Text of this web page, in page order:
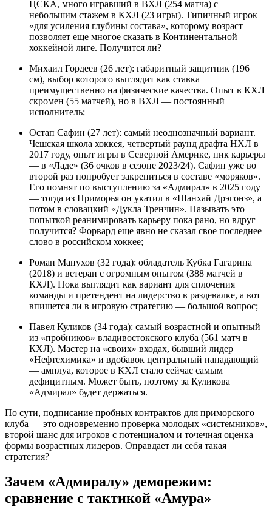
ЦСКА, много игравший в ВХЛ (254 матча) с
небольшим стажем в КХЛ (23 игры). Типичный игрок
«для усиления глубины состава», которому возраст
позволяет еще многое сказать в Континентальной
хоккейной лиге. Получится ли?
Михаил Гордеев (26 лет): габаритный защитник (196
см), выбор которого выглядит как ставка
преимущественно на физические качества. Опыт в КХЛ
скромен (55 матчей), но в ВХЛ — постоянный
исполнитель;
Остап Сафин (27 лет): самый неоднозначный вариант.
Чешская школа хоккея, четвертый раунд драфта НХЛ в
2017 году, опыт игры в Северной Америке, пик карьеры
— в «Ладе» (36 очков в сезоне 2023/24). Сафин уже во
второй раз попробует закрепиться в составе «моряков».
Его помнят по выступлению за «Адмирал» в 2025 году
— тогда из Приморья он укатил в «Шанхай Дрэгонз», а
потом в словацкий «Дукла Тренчин». Называть это
попыткой реанимировать карьеру пока рано, но вдруг
получится? Форвард еще явно не сказал свое последнее
слово в российском хоккее;
Роман Манухов (32 года): обладатель Кубка Гагарина
(2018) и ветеран с огромным опытом (388 матчей в
КХЛ). Пока выглядит как вариант для сплочения
команды и претендент на лидерство в раздевалке, а вот
впишется ли в игровую стратегию — большой вопрос;
Павел Куликов (34 года): самый возрастной и опытный
из «пробников» владивостокского клуба (561 матч в
КХЛ). Мастер на «своих» входах, бывший лидер
«Нефтехимика» и вдобавок центральный нападающий
— амплуа, которое в КХЛ стало сейчас самым
дефицитным. Может быть, поэтому за Куликова
«Адмирал» будет держаться.
По сути, подписание пробных контрактов для приморского
клуба — это одновременно проверка молодых «системников»,
второй шанс для игроков с потенциалом и точечная оценка
формы возрастных лидеров. Оправдает ли себя такая
стратегия?
Зачем «Адмиралу» деморежим:
сравнение с тактикой «Амура»